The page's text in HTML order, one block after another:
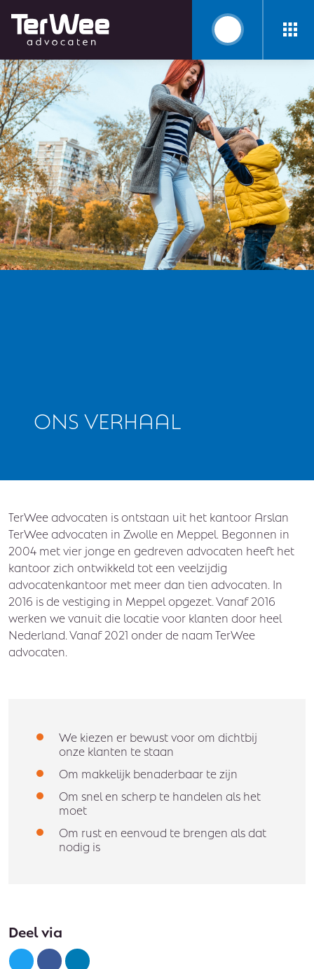
ONS VERHAAL
TerWee advocaten is ontstaan uit het kantoor Arslan
TerWee advocaten in Zwolle en Meppel. Begonnen in
2004 met vier jonge en gedreven advocaten heeft het
kantoor zich ontwikkeld tot een veelzijdig
advocatenkantoor met meer dan tien advocaten. In
2016 is de vestiging in Meppel opgezet. Vanaf 2016
werken we vanuit die locatie voor klanten door heel
Nederland. Vanaf 2021 onder de naam TerWee
advocaten.
We kiezen er bewust voor om dichtbij
onze klanten te staan
Om makkelijk benaderbaar te zijn
Om snel en scherp te handelen als het
moet
Om rust en eenvoud te brengen als dat
nodig is
Deel via